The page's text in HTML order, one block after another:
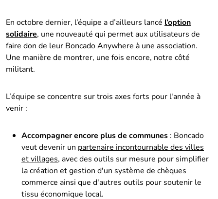
En octobre dernier, l’équipe a d’ailleurs lancé l’option
solidaire, une nouveauté qui permet aux utilisateurs de
faire don de leur Boncado Anywhere à une association.
Une manière de montrer, une fois encore, notre côté
militant.
L’équipe se concentre sur trois axes forts pour l'année à
venir :
Accompagner encore plus de communes : Boncado
veut devenir un partenaire incontournable des villes
et villages, avec des outils sur mesure pour simplifier
la création et gestion d'un système de chèques
commerce ainsi que d'autres outils pour soutenir le
tissu économique local.